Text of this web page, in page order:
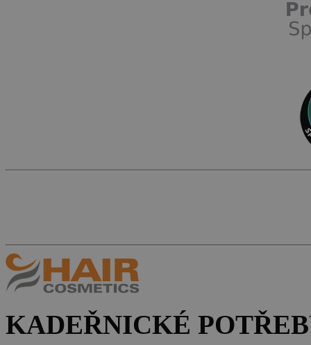
KADEŘNICKÉ